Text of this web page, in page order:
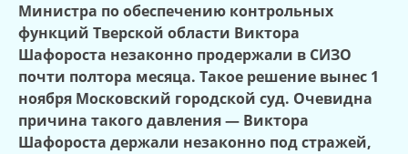
Министра по обеспечению контрольных
функций Тверской области Виктора
Шафороста незаконно продержали в СИЗО
почти полтора месяца. Такое решение вынес 1
ноября Московский городской суд. Очевидна
причина такого давления — Виктора
Шафороста держали незаконно под стражей,